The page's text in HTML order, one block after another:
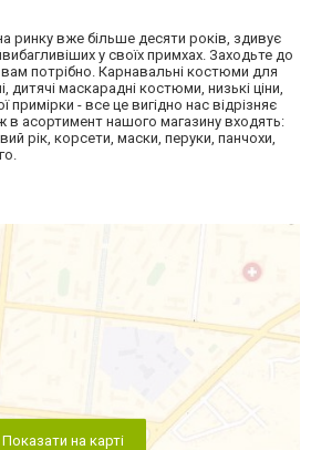
ринку вже більше десяти років, здивує
у своїх примхах. Заходьте до
потрібно. Карнавальні костюми для
дитячі маскарадні костюми, низькі ціни,
- все це вигідно нас відрізняє
в асортимент нашого магазину входять:
рік, корсети, маски, перуки, панчохи,
Показати на карті